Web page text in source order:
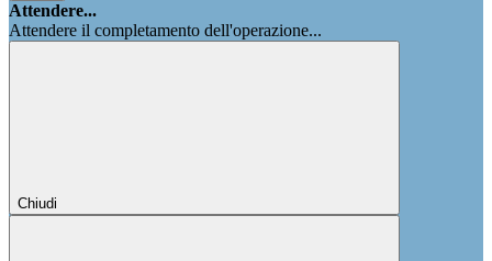
Attendere...
Attendere il completamento dell'operazione...
Chiudi